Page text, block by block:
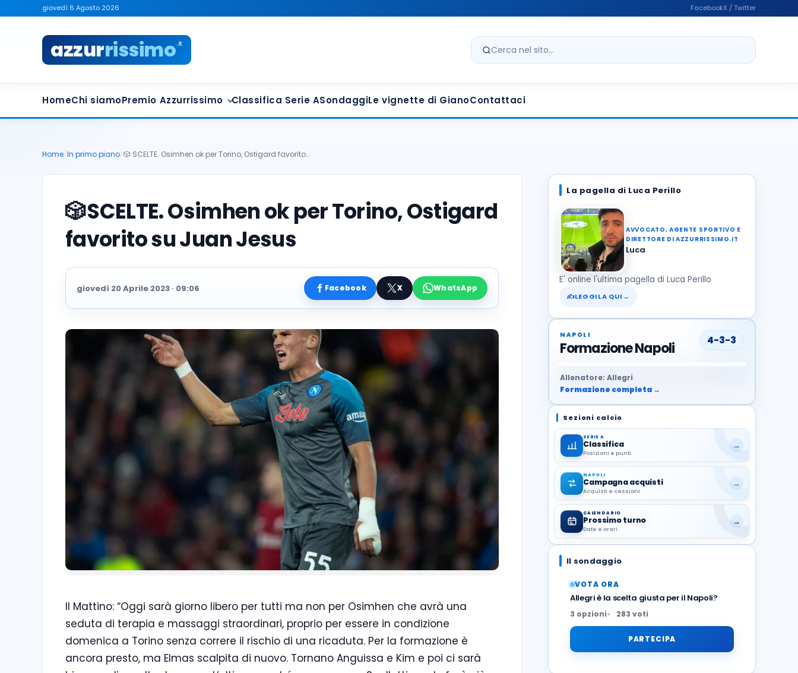
giovedì 6 Agosto 2026 FacebookX / Twitter
azzurrissimo.it
Cerca nel sito
HomeChi siamoPremio Azzurrissimo Classifica Serie ASondaggiLe vignette di GianoContattaci
Home In primo piano 🎲 SCELTE. Osimhen ok per Torino, Ostigard favorito…
🎲SCELTE. Osimhen ok per Torino, Ostigard
favorito su Juan Jesus
giovedì 20 Aprile 2023 · 09:06 Facebook X WhatsApp
Il Mattino: “Oggi sarà giorno libero per tutti ma non per Osimhen che avrà una
seduta di terapia e massaggi straordinari, proprio per essere in condizione
domenica a Torino senza correre il rischio di una ricaduta. Per la formazione è
ancora presto, ma Elmas scalpita di nuovo. Tornano Anguissa e Kim e poi ci sarà
La pagella di Luca Perillo
AVVOCATO, AGENTE SPORTIVO E
DIRETTORE DI AZZURRISSIMO.IT
Luca
E' online l'ultima pagella di Luca Perillo
✍LEGGILA QUI →
NAPOLI
Formazione Napoli 4-3-3
Allenatore: Allegri
Formazione completa →
Sezioni calcio
SERIE A
Classifica
Posizioni e punti
→
NAPOLI
Campagna acquisti
Acquisti e cessioni
→
CALENDARIO
Prossimo turno
Date e orari
→
Il sondaggio
VOTA ORA
Allegri è la scelta giusta per il Napoli?
3 opzioni 283 voti
PARTECIPA